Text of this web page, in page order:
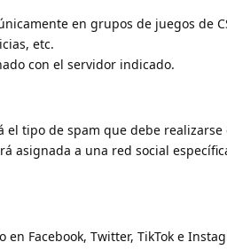
en grupos de juegos de
etc.
con el servidor indicado.
el tipo de spam que debe realizarse
asignada a una red social
en Facebook, Twitter, TikTok e